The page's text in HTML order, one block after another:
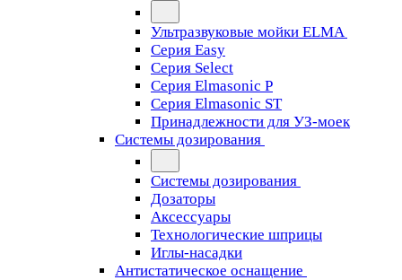
Ультразвуковые мойки ELMA
Серия Easy
Серия Select
Серия Elmasonic P
Серия Elmasonic ST
Принадлежности для УЗ-моек
Системы дозирования
Системы дозирования
Дозаторы
Аксессуары
Технологические шприцы
Иглы-насадки
Антистатическое оснащение